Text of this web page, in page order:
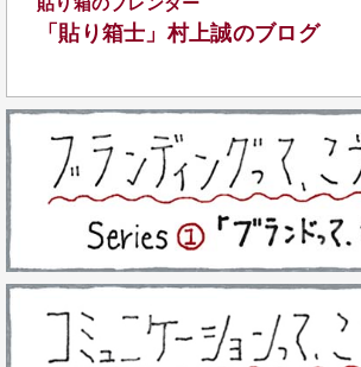
「貼り箱士」村上誠のブログ